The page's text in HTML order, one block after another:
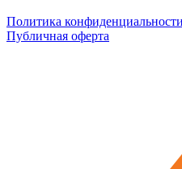
Политика конфиденциальности
Публичная оферта